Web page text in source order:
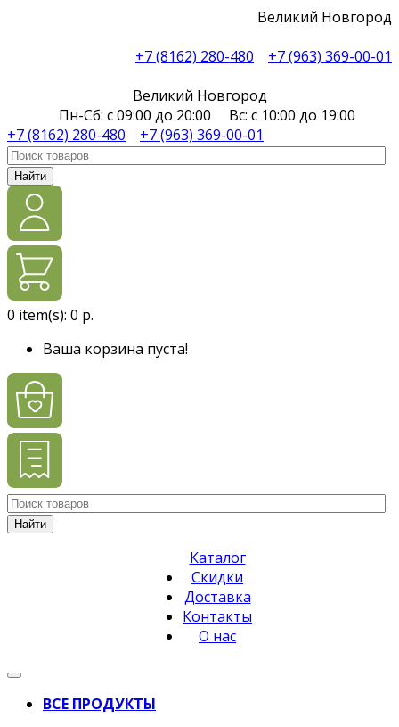
Великий Новгород
+7 (8162) 280-480
+7 (963) 369-00-01
Великий Новгород
Пн-Сб: с 09:00 до 20:00 Вс: с 10:00 до 19:00
+7 (8162) 280-480
+7 (963) 369-00-01
Найти
0 item(s): 0 р.
Ваша корзина пуста!
Найти
Каталог
Скидки
Доставка
Контакты
О нас
ВСЕ ПРОДУКТЫ